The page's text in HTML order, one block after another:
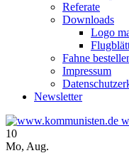
Referate
Downloads
Logo
Fahne
Impressum
Newsletter
10
Mo, Aug.